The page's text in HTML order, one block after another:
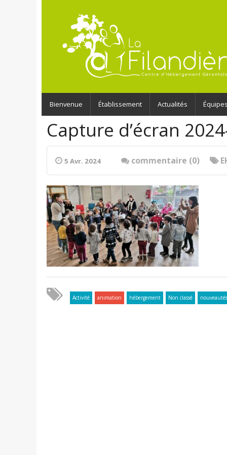
Bienvenue Établissement Actualités Équipes
Capture d’écran
5 Avr. 2024 commentaire (0)
Activité animation hébergement Non classé nouveautés